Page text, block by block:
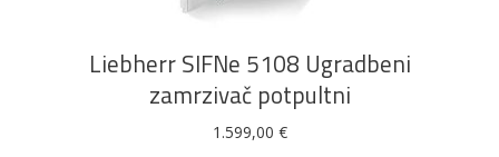
Liebherr SIFNe 5108 Ugradbeni
zamrzivač potpultni
1.599,00 €